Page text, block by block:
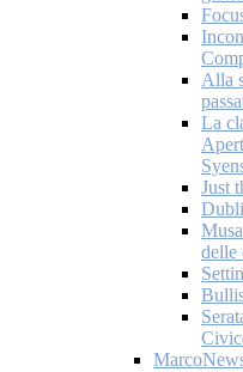
Alla
La
Just
delle